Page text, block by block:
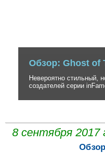
Обзор: Ghost of
Невероятно стильный,
создателей серии
8 сентября 2017